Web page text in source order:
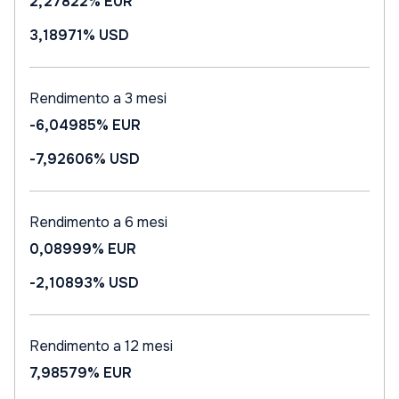
3,18971% USD
Rendimento a 3 mesi
-6,04985% EUR
-7,92606% USD
Rendimento a 6 mesi
0,08999% EUR
-2,10893% USD
Rendimento a 12 mesi
7,98579% EUR